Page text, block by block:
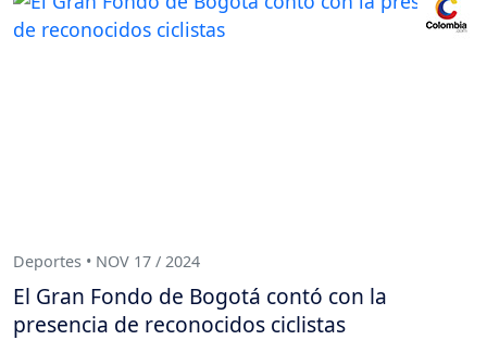
Deportes • NOV 17 / 2024
El Gran Fondo de Bogotá contó con la
presencia de reconocidos ciclistas